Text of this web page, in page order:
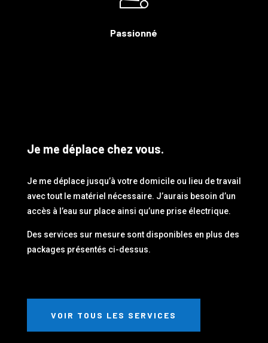
Passionné
Je me déplace chez vous.
Je me déplace jusqu’à votre domicile ou lieu de travail
avec tout le matériel nécessaire. J’aurais besoin d’un
accès à l’eau sur place ainsi qu’une prise électrique.
Des services sur mesure sont disponibles en plus des
packages présentés ci-dessus.
VOIR TOUS LES SERVICES